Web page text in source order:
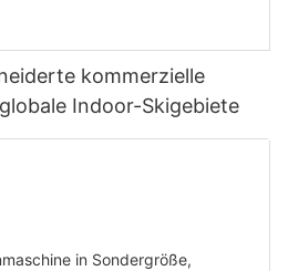
kommerzielle
Indoor-Skigebiete